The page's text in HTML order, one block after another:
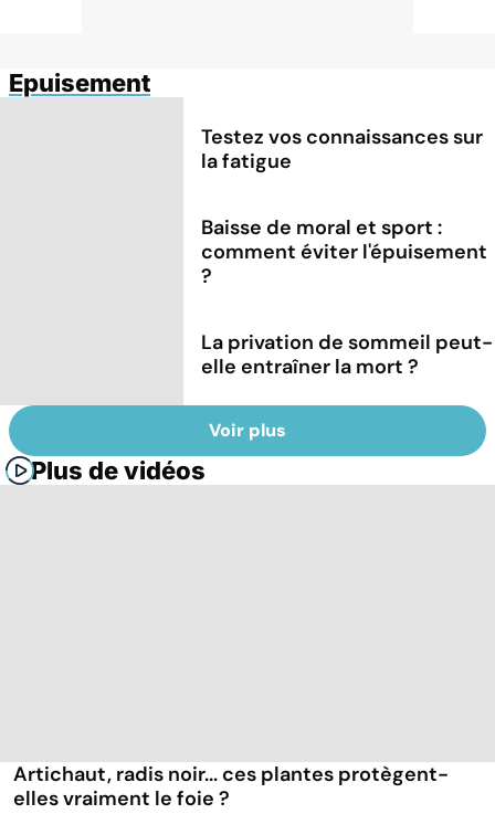
Epuisement
Testez vos connaissances sur
la fatigue
Baisse de moral et sport :
comment éviter l'épuisement
?
La privation de sommeil peut-
elle entraîner la mort ?
Voir plus
Plus de vidéos
Artichaut, radis noir... ces plantes protègent-
elles vraiment le foie ?